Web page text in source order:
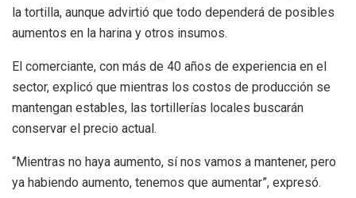
la tortilla, aunque advirtió que todo dependerá de posibles
aumentos en la harina y otros insumos.
El comerciante, con más de 40 años de experiencia en el
sector, explicó que mientras los costos de producción se
mantengan estables, las tortillerías locales buscarán
conservar el precio actual.
“Mientras no haya aumento, sí nos vamos a mantener, pero
ya habiendo aumento, tenemos que aumentar”, expresó.